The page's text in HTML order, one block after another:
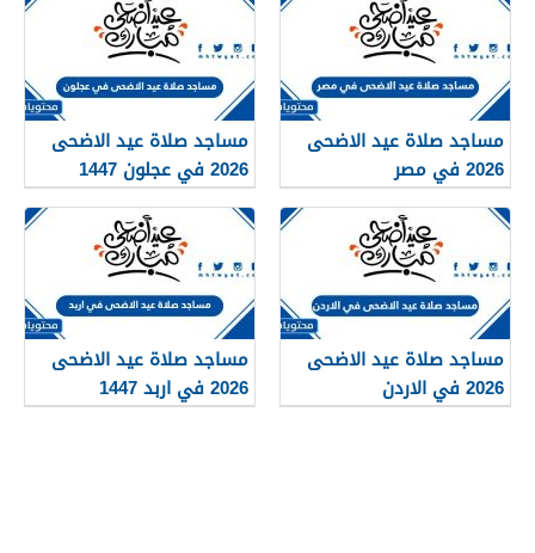
مساجد صلاة عيد الاضحى
2026 في مصر
مساجد صلاة عيد الاضحى
2026 في عجلون 1447
مساجد صلاة عيد الاضحى
2026 في الاردن
مساجد صلاة عيد الاضحى
2026 في اربد 1447